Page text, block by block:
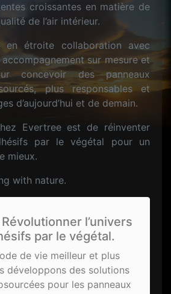
croissantes en matière de
de l’air intérieur.
en étroite collaboration avec
sur mesure et
concevoir des panneaux
plus responsables et
d’aujourd’hui et de demain.
Evertree est de réinventer
par le végétal pour un
mieux.
with nature.
l’univers
par le végétal.
de vie meilleur et plus
développons des solutions
pour les panneaux